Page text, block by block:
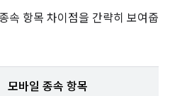
속 항목 차이점을 간략히 보여줍
모바일 종속 항목